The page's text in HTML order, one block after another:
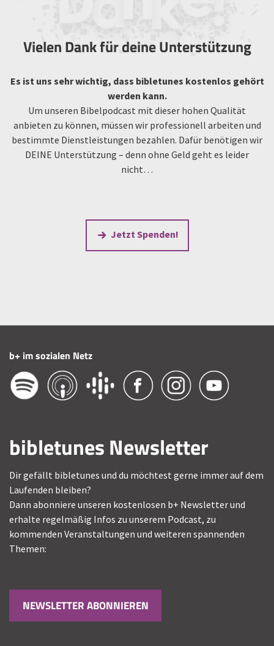
Vielen Dank für deine Unterstützung
Es ist uns sehr wichtig, dass bibletunes kostenlos gehört
werden kann.
Um unseren Bibelpodcast mit dieser hohen Qualität
anbieten zu können, müssen wir professionell arbeiten und
bestimmte Dienstleistungen bezahlen. Dafür benötigen wir
DEINE Unterstützung – denn ohne Geld geht es leider
nicht…
Jetzt Spenden!
b+ im sozialen Netz
bibletunes Newsletter
Dir gefällt bibletunes und du möchtest gerne immer auf dem
Laufenden bleiben?
Dann abonniere unseren kostenlosen b+ Newsletter und
erhalte regelmäßig Infos zu unserem Podcast, zu
kommenden Veranstaltungen und weiteren spannenden
Themen:
NEWSLETTER ABONNIEREN